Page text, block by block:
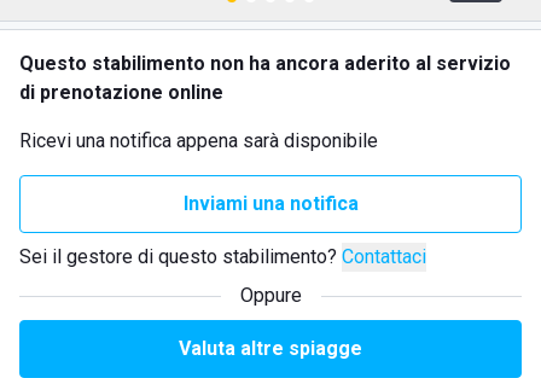
Questo stabilimento non ha ancora aderito al servizio
di prenotazione online
Ricevi una notifica appena sarà disponibile
Inviami una notifica
Sei il gestore di questo stabilimento? Contattaci
Oppure
Valuta altre spiagge